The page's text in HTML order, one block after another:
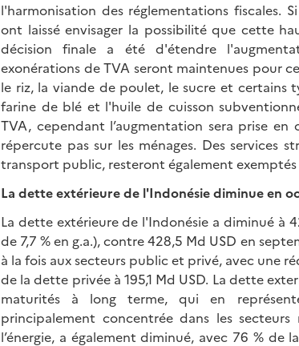
l'harmonisation des réglementations fiscales.
ont laissé envisager la possibilité que cette
décision finale a été d'étendre
exonérations de TVA seront maintenues pour
le riz, la viande de poulet, le sucre et certains
farine de blé et l'huile de cuisson
TVA, cependant l’augmentation sera prise
répercute pas sur les ménages. Des services
transport public, resteront également exemptés
La dette extérieure de l'Indonésie diminue en
La dette extérieure de l'Indonésie a diminué à
de 7,7 % en g.a.), contre 428,5 Md USD en
à la fois aux secteurs public et privé, avec une
de la dette privée à 195,1 Md USD. La dette
maturités à long terme, qui en
principalement concentrée dans les
l’énergie, a également diminué, avec 76 %